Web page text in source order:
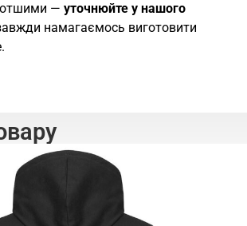
— уточнюйте у нашого
намагаємось виготовити